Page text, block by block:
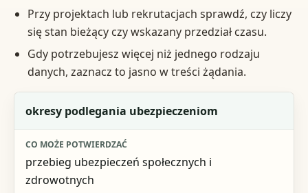
Przy projektach lub rekrutacjach sprawdź, czy liczy
się stan bieżący czy wskazany przedział czasu.
Gdy potrzebujesz więcej niż jednego rodzaju
danych, zaznacz to jasno w treści żądania.
Rodzaj danych
Co może potwierdzać
Kiedy zwykle ma znaczenie
okresy podlegania ubezpieczeniom
przebieg ubezpieczeń społecznych i
zdrowotnych